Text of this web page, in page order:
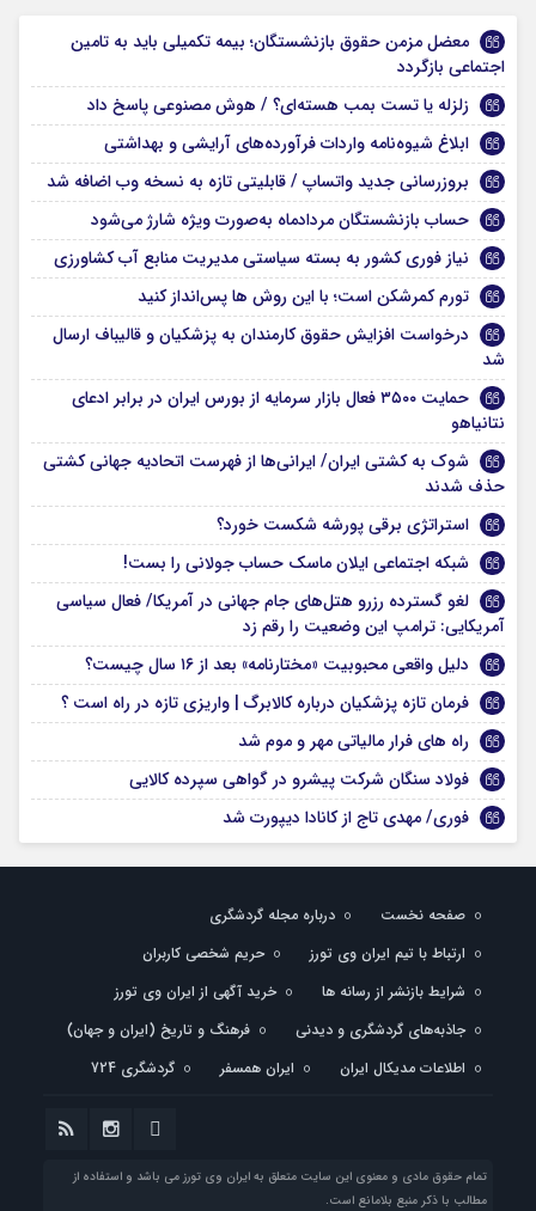
معضل مزمن حقوق بازنشستگان؛ بیمه تکمیلی باید به تامین
اجتماعی بازگردد
زلزله یا تست بمب هسته‌ای؟ / هوش مصنوعی پاسخ داد
ابلاغ شیوه‌نامه واردات فرآورده‌های آرایشی و بهداشتی
بروزرسانی جدید واتساپ / قابلیتی تازه به نسخه وب اضافه شد
حساب بازنشستگان مردادماه به‌صورت ویژه شارژ می‌شود
نیاز فوری کشور به بسته سیاستی مدیریت منابع آب کشاورزی
تورم کمرشکن است؛ با این روش‌ ها پس‌انداز کنید
درخواست افزایش حقوق کارمندان به پزشکیان و قالیباف ارسال
شد
حمایت ۳۵۰۰ فعال بازار سرمایه از بورس ایران در برابر ادعای
نتانیاهو
شوک به کشتی ایران/ ایرانی‌ها از فهرست اتحادیه جهانی کشتی
حذف شدند
استراتژی برقی پورشه شکست خورد؟
شبکه اجتماعی ایلان ماسک حساب جولانی را بست!
لغو گسترده رزرو هتل‌های جام جهانی در آمریکا/ فعال سیاسی
آمریکایی: ترامپ این وضعیت را رقم زد
دلیل واقعی محبوبیت «مختارنامه» بعد از ۱۶ سال چیست؟
فرمان تازه پزشکیان درباره کالابرگ | واریزی تازه در راه است ؟
راه های فرار مالیاتی مهر و موم شد
فولاد سنگان شرکت پیشرو در گواهی سپرده کالایی
فوری/ مهدی تاج از کانادا دیپورت شد
صفحه نخست
درباره مجله گردشگری
ارتباط با تیم ایران وی تورز
حریم شخصی کاربران
شرایط بازنشر از رسانه ها
خرید آگهی از ایران وی تورز
جاذبه‌های گردشگری و دیدنی
فرهنگ و تاریخ (ایران و جهان)
اطلاعات مدیکال ایران
ایران همسفر گردشگری 724
تمام حقوق مادی و معنوی این سایت متعلق به ایران وی تورز می باشد و استفاده از
مطالب با ذکر منبع بلامانع است.